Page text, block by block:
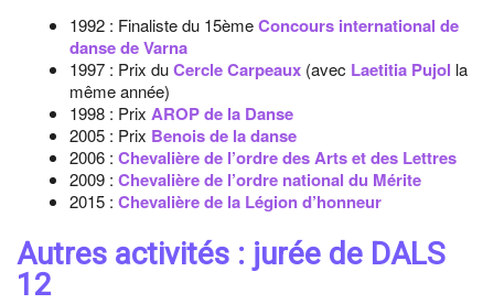
1992 : Finaliste du 15èmeConcours international de
danse de Varna
1997 : Prix duCercle Carpeaux (avec Laetitia Pujol la
même année)
1998 : Prix AROP de la Danse
2005 : Prix Benois de la danse
2006 : Chevalière de l’ordre des Arts et des Lettres
2009 : Chevalière de l’ordre national du Mérite
2015 : Chevalière de la Légion d’honneur
Autres activités : jurée de DALS
12